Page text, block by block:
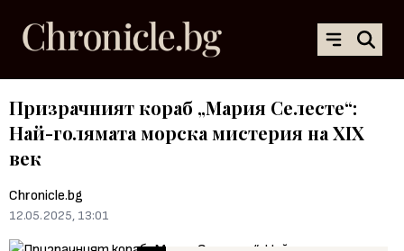
Призрачният кораб „Мария Селесте“:
Най-голямата морска мистерия на XIX
век
Chronicle.bg
12.05.2025, 13:01